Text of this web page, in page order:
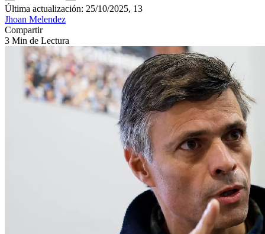
Última actualización: 25/10/2025, 13
Jhoan Melendez
Compartir
3 Min de Lectura